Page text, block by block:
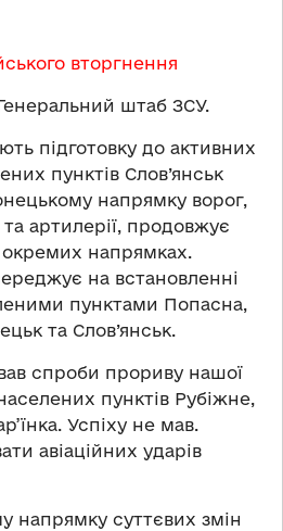
вторгнення
штаб ЗСУ.
підготовку до активних
пунктів Слов’янськ
напрямку ворог,
та артилерії, продовжує
напрямках.
на встановленні
пунктами Попасна,
та Слов’янськ.
спроби прориву нашої
пунктів Рубіжне,
Успіху не мав.
авіаційних ударів
напрямку суттєвих змін